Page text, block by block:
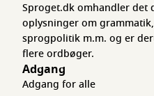
Sproget.dk omhandler det
oplysninger om
sprogpolitik m.m. og er
flere ordbøger.
Adgang
Adgang for alle